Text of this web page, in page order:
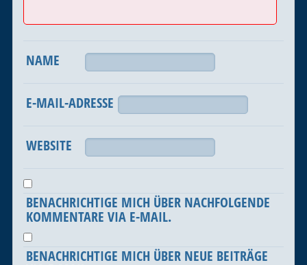
NAME
E-MAIL-ADRESSE
WEBSITE
BENACHRICHTIGE MICH ÜBER NACHFOLGENDE
KOMMENTARE VIA E-MAIL.
BENACHRICHTIGE MICH ÜBER NEUE BEITRÄGE